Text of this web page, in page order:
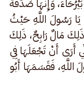
يَا رَسُولَ اللَّهِ حَيْثُ
مَالٌ رَابِحٌ، ذَلِكَ
أَرَى أَنْ تَجْعَلَهَا فِي
اللَّهِ، فَقَسَمَهَا أَبُو